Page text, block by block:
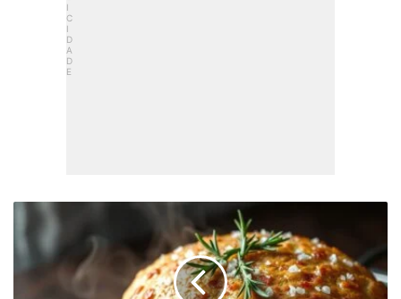
Focaccia
Glúten
Macia
E